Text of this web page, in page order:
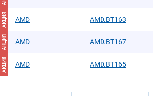
АКЦИЯ AMD AMD.BT163
АКЦИЯ AMD AMD.BT167
АКЦИЯ AMD AMD.BT165